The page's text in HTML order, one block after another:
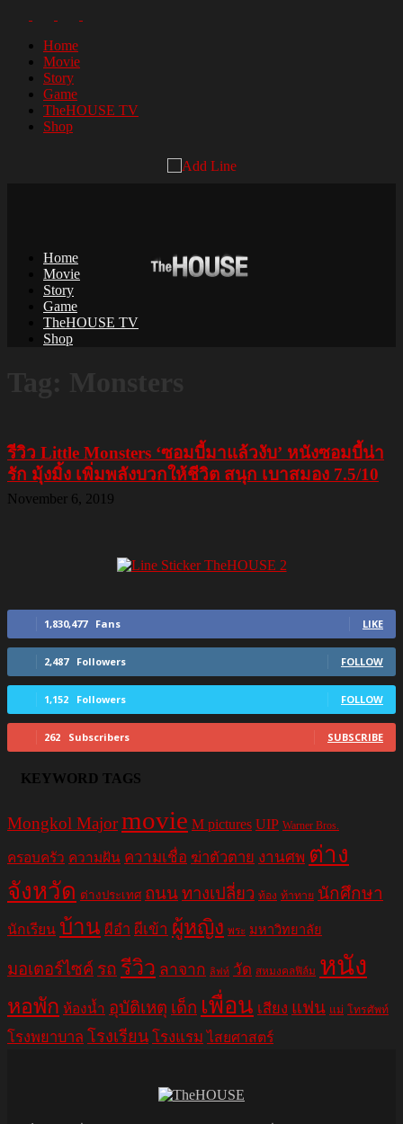
Home
Movie
Story
Game
TheHOUSE TV
Shop
Home
Movie
Story
Game
TheHOUSE TV
Shop
รีวิว Little Monsters ‘ซอมบี้มาแล้วงับ’ หนังซอมบี้น่า
รัก มุ้งมิ้ง เพิ่มพลังบวกให้ชีวิต สนุก เบาสมอง 7.5/10
November 6, 2019
1,830,477 Fans LIKE
2,487 Followers FOLLOW
1,152 Followers FOLLOW
262 Subscribers SUBSCRIBE
KEYWORD TAGS
Mongkol Majormovie M pictures UIP Warner Bros.
ครอบครัว ความฝัน ความเชื่อ ฆ่าตัวตาย งานศพ ต่าง
จังหวัด ต่างประเทศ ถนนทางเปลี่ยว ท้อง ท้าทาย นักศึกษา
นักเรียน บ้าน ผีอำ ผีเข้า ผู้หญิง พระ มหาวิทยาลัย
มอเตอร์ไซค์ รถ รีวิว ลาจาก ลิฟท์ วัด สหมงคลฟิล์ม หนัง
หอพัก ห้องน้ำ อุบัติเหตุ เด็ก เพื่อน เสียง แฟน แม่ โทรศัพท์
โรงพยาบาล โรงเรียน โรงแรม ไสยศาสตร์